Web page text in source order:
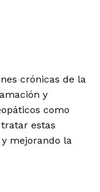
crónicas de la
y
como
estas
mejorando la